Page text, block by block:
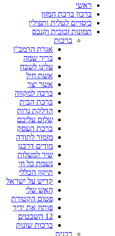
ראשי
ברכון ברכת המזון
כיסויים לטלית ותפילין
תמונות זכוכית וקנבס
ברכות
אגרת הרמב"ן
בריך שמה
עלינו לשבח
אשת חיל
אשר יצר
ברכה למקווה
ברכת הבית
הדלקת נרות
שלום עליכם
ברכת העסק
מזמור לתודה
מודים דרבנן
שיר למעלות
נשמת כל חי
תיקון הכללי
קדיש על ישראל
האש שלי
פטום הקטורת
פותח את ידיך
12 השבטים
ברכות שונות
רבנים